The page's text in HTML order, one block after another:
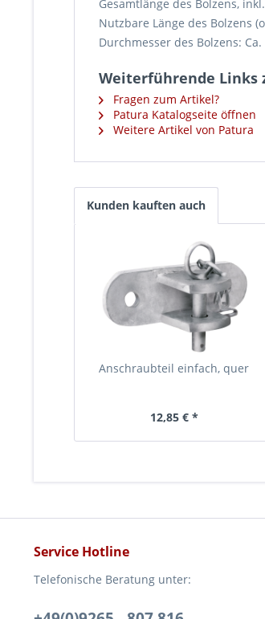
Gesamtlänge des Bolzens,
Nutzbare Länge des Bolzens
Durchmesser des Bolzens:
Weiterführende Links
Fragen zum Artikel?
Patura Katalogseite öffnen
Weitere Artikel von Patura
Kunden kauften auch
Anschraubteil einfach, quer
12,85 € *
Service Hotline
Telefonische Beratung unter: